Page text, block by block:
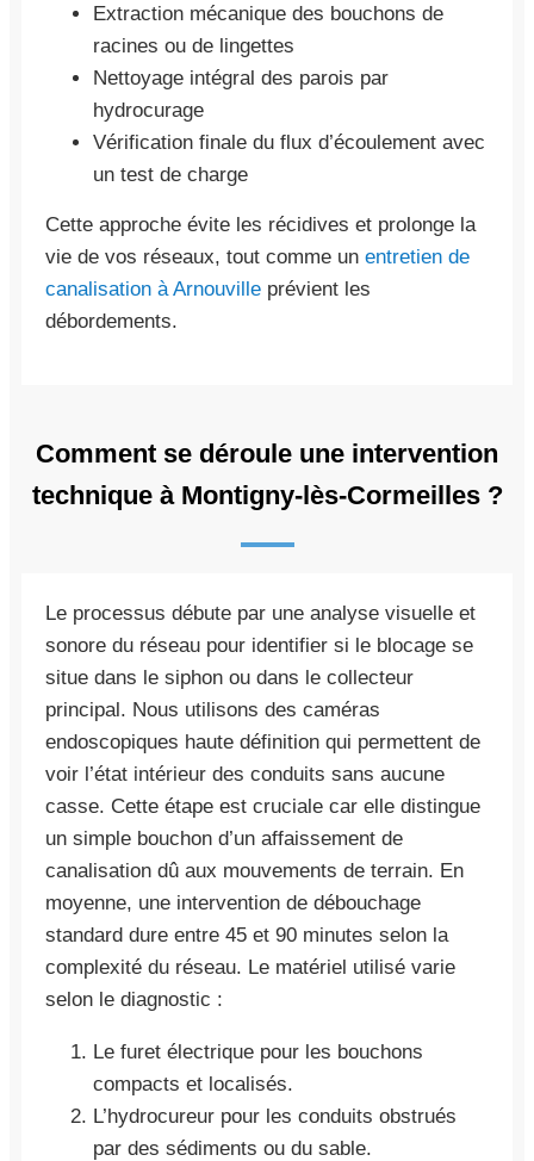
Extraction mécanique des bouchons de
racines ou de lingettes
Nettoyage intégral des parois par
hydrocurage
Vérification finale du flux d’écoulement avec
un test de charge
Cette approche évite les récidives et prolonge la
vie de vos réseaux, tout comme un entretien de
canalisation à Arnouville prévient les
débordements.
Comment se déroule une intervention
technique à Montigny-lès-Cormeilles ?
Le processus débute par une analyse visuelle et
sonore du réseau pour identifier si le blocage se
situe dans le siphon ou dans le collecteur
principal. Nous utilisons des caméras
endoscopiques haute définition qui permettent de
voir l’état intérieur des conduits sans aucune
casse. Cette étape est cruciale car elle distingue
un simple bouchon d’un affaissement de
canalisation dû aux mouvements de terrain. En
moyenne, une intervention de débouchage
standard dure entre 45 et 90 minutes selon la
complexité du réseau. Le matériel utilisé varie
selon le diagnostic :
Le furet électrique pour les bouchons
compacts et localisés.
L’hydrocureur pour les conduits obstrués
par des sédiments ou du sable.